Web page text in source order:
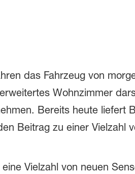
das Fahrzeug von
Wohnzimmer
Bereits heute liefert
Beitrag zu einer Vielzahl
Vielzahl von neuen